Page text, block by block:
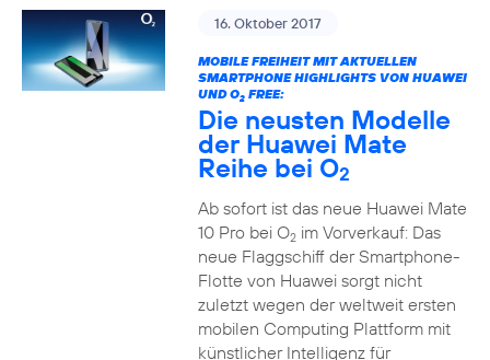
16. Oktober 2017
MOBILE FREIHEIT MIT AKTUELLEN
SMARTPHONE HIGHLIGHTS VON HUAWEI
UND O2FREE:
Die neusten Modelle
der Huawei Mate
Reihe bei O2
Ab sofort ist das neue Huawei Mate
10 Pro bei O2im Vorverkauf: Das
neue Flaggschiff der Smartphone-
Flotte von Huawei sorgt nicht
zuletzt wegen der weltweit ersten
mobilen Computing Plattform mit
künstlicher Intelligenz für